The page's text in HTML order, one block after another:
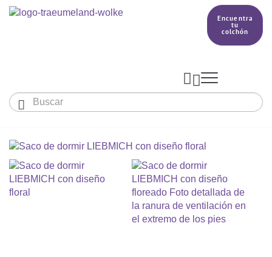
Encuentra
tu
colchón
 
COLCHONES Y ACCESORIOS
Colchón De Colecho, Cuna & Co
Colchones Para Bebé
Cómo Elegir Un Saco De Dormir Para Bebé
El país de nuestros sueños
PRODUCCIÓN
Conocimientos


Encuentra tu colchón
